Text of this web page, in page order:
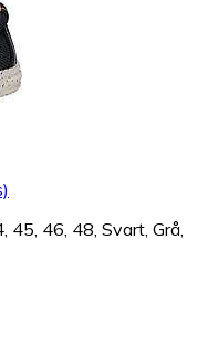
45, 46, 48, Svart, Grå,